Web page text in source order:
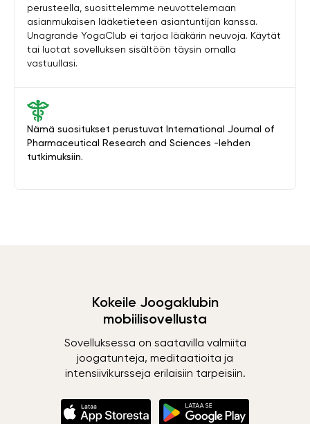
Nämä suositukset perustuvat International Journal of
Pharmaceutical Research and Sciences -lehden
tutkimuksiin.
perusteella, suosittelemme neuvottelemaan
asianmukaisen lääketieteen asiantuntijan kanssa.
Unagrande YogaClub ei tarjoa lääkärin neuvoja. Käytät
tai luotat sovelluksen sisältöön täysin omalla
vastuullasi.
Kokeile Joogaklubin
mobiilisovellusta
Sovelluksessa on saatavilla valmiita
joogatunteja, meditaatioita ja
intensiivikursseja erilaisiin tarpeisiin.